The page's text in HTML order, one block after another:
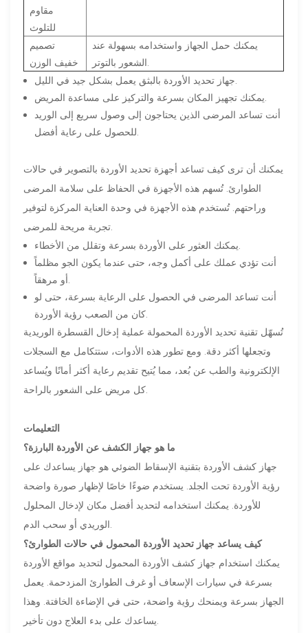
مقاوم
للتلوث
تصميم
خفيف الوزن
يمكنك حمل الجهاز واستخدامه بسهولة عند
أنت تساعد المرضى الذين يحتاجون إلى وصول سريع إلى الوريد
يمكنك أن ترى كيف تساعد أجهزة تحديد الأوردة بالتصوير في حالات
الطوارئ. تُسهم هذه الأجهزة في الحفاظ على سلامة المرضى
وراحتهم. تُستخدم هذه الأجهزة في وحدة العناية المركزة لتوفير
أنت تؤدي عملك على أكمل وجه، حتى عندما يكون الجو مظلماً
أنت تساعد المرضى في الحصول على الرعاية بسرعة، حتى لو
تُسهّل تقنية تحديد الأوردة المحمولة عملية إدخال القسطرة الوريدية
وتجعلها أكثر دقة. ومع تطور هذه الأدوات، ستتكامل مع السجلات
الإلكترونية والطب عن بُعد، مما يُتيح تقديم رعاية أكثر أمانًا ويُساعد
التعليمات
ما هو جهاز الكشف عن الأوردة البارزة؟
جهاز كشف الأوردة بتقنية الإسقاط الضوئي هو جهاز يساعدك على
رؤية الأوردة تحت الجلد. يستخدم ضوءًا خاصًا لإظهار صورة واضحة
للأوردة. يمكنك استخدامه لتحديد أفضل مكان لإدخال المحلول
كيف يساعد جهاز تحديد الأوردة المحمول في حالات الطوارئ؟
يمكنك استخدام جهاز كشف الأوردة المحمول لتحديد مواقع الأوردة
بسرعة في سيارات الإسعاف أو غرف الطوارئ المزدحمة. يعمل
الجهاز بسرعة ويمنحك رؤية واضحة، حتى في الإضاءة الخافتة. وهذا